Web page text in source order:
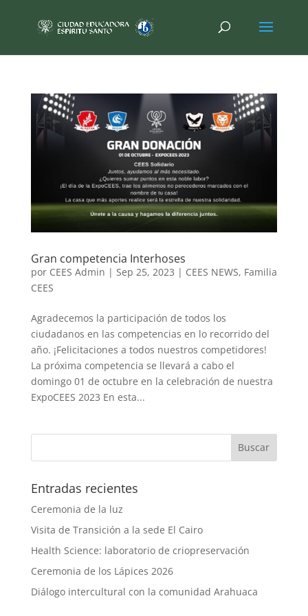
Gran competencia Interhoses
por CEES Admin | Sep 25, 2023 | CEES NEWS, Familia
CEES
Agradecemos la participación de todos los
ciudadanos en las competencias en lo recorrido del
año. ¡Felicitaciones a todos nuestros competidores!
La próxima competencia se llevará a cabo el
domingo 01 de octubre en la celebración de nuestra
ExpoCEES 2023 En esta...
Entradas recientes
Ceremonia de la luz
Visita de Transición a la sede El Cairo
Health Science: laboratorio de criopreservación
Ceremonia de los Lápices 2026
Diálogo intercultural con la comunidad Arahuaca